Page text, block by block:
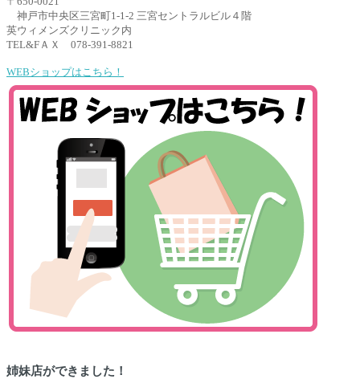
神戸市中央区三宮町1-1-2 三宮セントラルビル４階
英ウィメンズクリニック内
TEL&FＡＸ 078-391-8821
WEBショップはこちら！
姉妹店ができました！